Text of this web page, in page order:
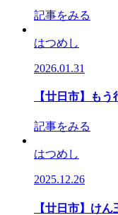
記事をみる
はつめし
2026.01.31
【廿日市】も
記事をみる
はつめし
2025.12.26
【廿日市】け